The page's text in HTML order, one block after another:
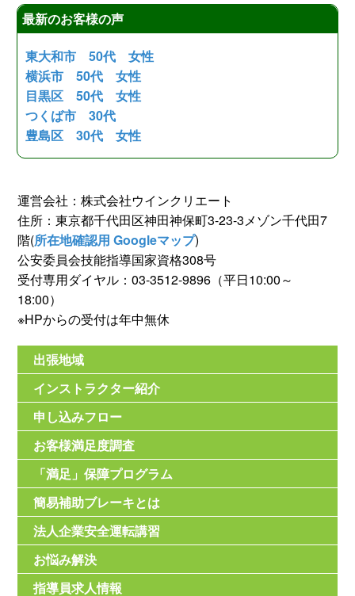
最新のお客様の声
東大和市 50代 女性
横浜市 50代 女性
目黒区 50代 女性
つくば市 30代
豊島区 30代 女性
運営会社：株式会社ウインクリエート
住所：東京都千代田区神田神保町3-23-3メゾン千代田7
階(所在地確認用 Googleマップ)
公安委員会技能指導国家資格308号
受付専用ダイヤル：03-3512-9896（平日10:00～
18:00）
※HPからの受付は年中無休
出張地域
インストラクター紹介
申し込みフロー
お客様満足度調査
「満足」保障プログラム
簡易補助ブレーキとは
法人企業安全運転講習
お悩み解決
指導員求人情報